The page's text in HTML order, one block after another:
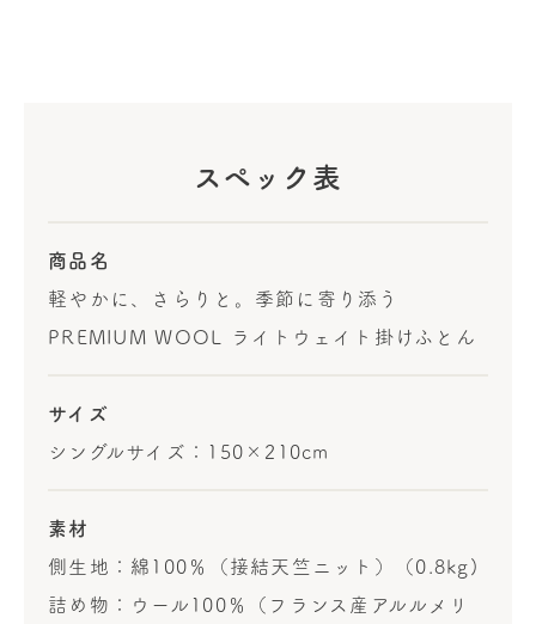
スペック表
商品名
軽やかに、さらりと。季節に寄り添う
PREMIUM WOOL ライトウェイト掛けふとん
サイズ
シングルサイズ：150×210cm
素材
側生地：綿100％（接結天竺ニット）（0.8kg)
詰め物：ウール100％（フランス産アルルメリ